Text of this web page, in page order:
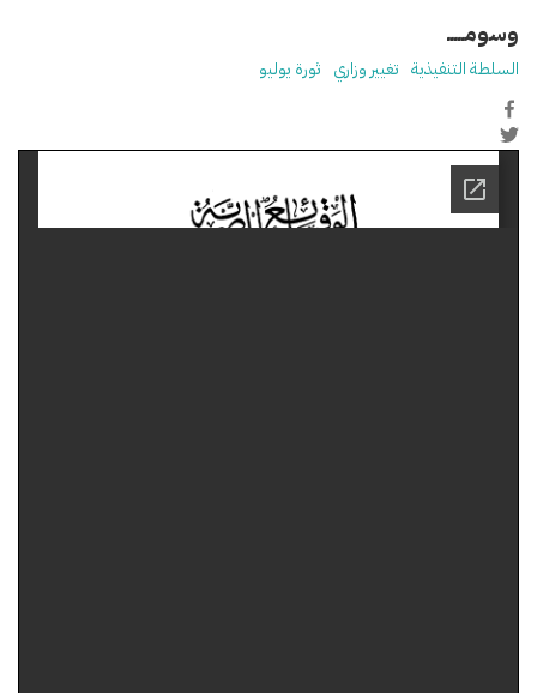
وسومـــــ
السلطة التنفيذية تغيير وزاري ثورة يوليو